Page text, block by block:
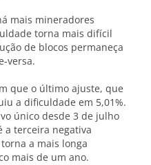
mais mineradores
torna mais difícil
de blocos permaneça
versa.
que o último ajuste, que
a dificuldade em 5,01%.
único desde 3 de julho
a terceira negativa
a mais longa
mais de um ano.